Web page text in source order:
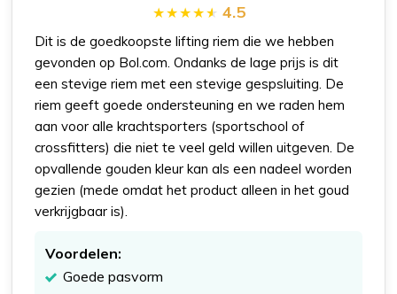
4.5
Dit is de goedkoopste lifting riem die we hebben
gevonden op Bol.com. Ondanks de lage prijs is dit
een stevige riem met een stevige gespsluiting. De
riem geeft goede ondersteuning en we raden hem
aan voor alle krachtsporters (sportschool of
crossfitters) die niet te veel geld willen uitgeven. De
opvallende gouden kleur kan als een nadeel worden
gezien (mede omdat het product alleen in het goud
verkrijgbaar is).
Voordelen:
Goede pasvorm